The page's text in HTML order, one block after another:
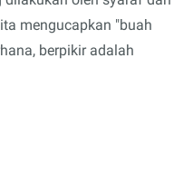
mengucapkan "buah
berpikir adalah